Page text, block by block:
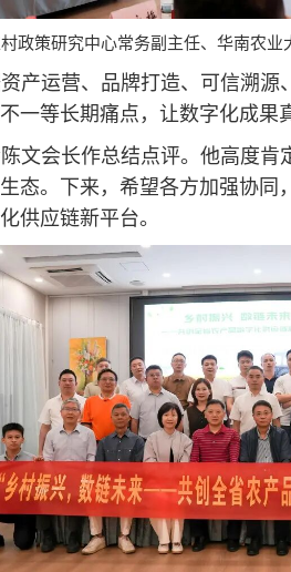
政策研究中心常务副主任、华南农
产运营、品牌打造、可信溯
一等长期痛点，让数字化成果
文会长作总结点评。他高度
态。下来，希望各方加强协
供应链新平台。